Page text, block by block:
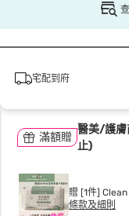
宅配到府
滿額贈
醫美/護膚
止)
贈 [1件]
條款及細則